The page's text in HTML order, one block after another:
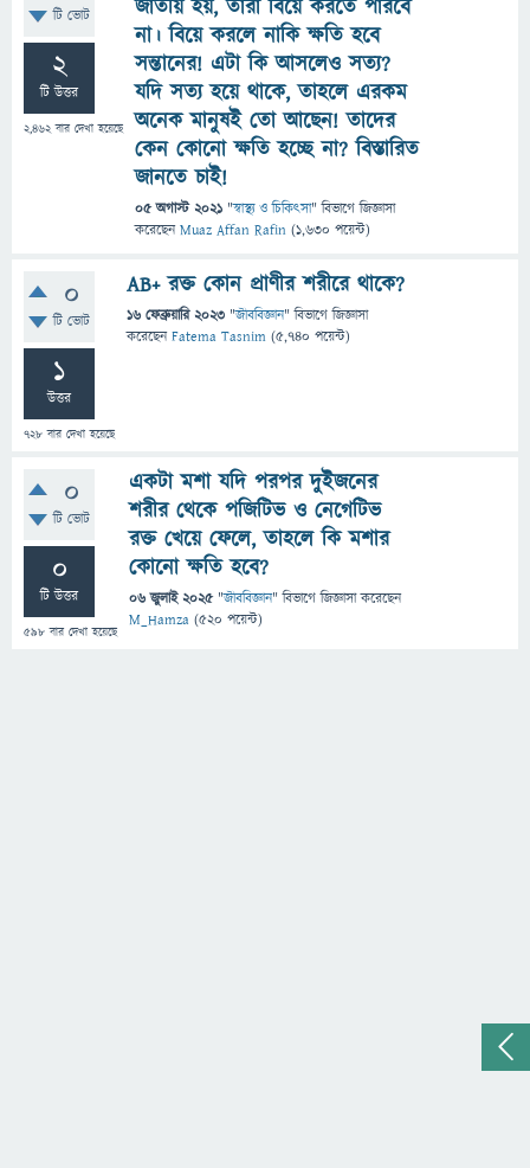
টি ভোট
2
টি উত্তর
2,462বার দেখা হয়েছে
জাতীয় হয়, তারা বিয়ে করতে পারবে
না। বিয়ে করলে নাকি ক্ষতি হবে
সন্তানের! এটা কি আসলেও সত্য?
যদি সত্য হয়ে থাকে, তাহলে এরকম
অনেক মানুষই তো আছেন! তাদের
কেন কোনো ক্ষতি হচ্ছে না? বিস্তারিত
জানতে চাই!
05 অগাস্ট 2021 "স্বাস্থ্য ও চিকিৎসা" বিভাগে জিজ্ঞাসা
করেছেনMuaz Affan Rafin (1,630 পয়েন্ট)
0
টি ভোট
1
উত্তর
728 বার দেখা হয়েছে
AB+ রক্ত কোন প্রাণীর শরীরে থাকে?
16 ফেব্রুয়ারি 2023 "জীববিজ্ঞান" বিভাগে জিজ্ঞাসা
করেছেনFatema Tasnim (5,740 পয়েন্ট)
0
টি ভোট
0
টি উত্তর
598 বার দেখা হয়েছে
একটা মশা যদি পরপর দুইজনের
শরীর থেকে পজিটিভ ও নেগেটিভ
রক্ত খেয়ে ফেলে, তাহলে কি মশার
কোনো ক্ষতি হবে?
06 জুলাই 2025 "জীববিজ্ঞান" বিভাগে জিজ্ঞাসাকরেছেন
M_Hamza (520 পয়েন্ট)